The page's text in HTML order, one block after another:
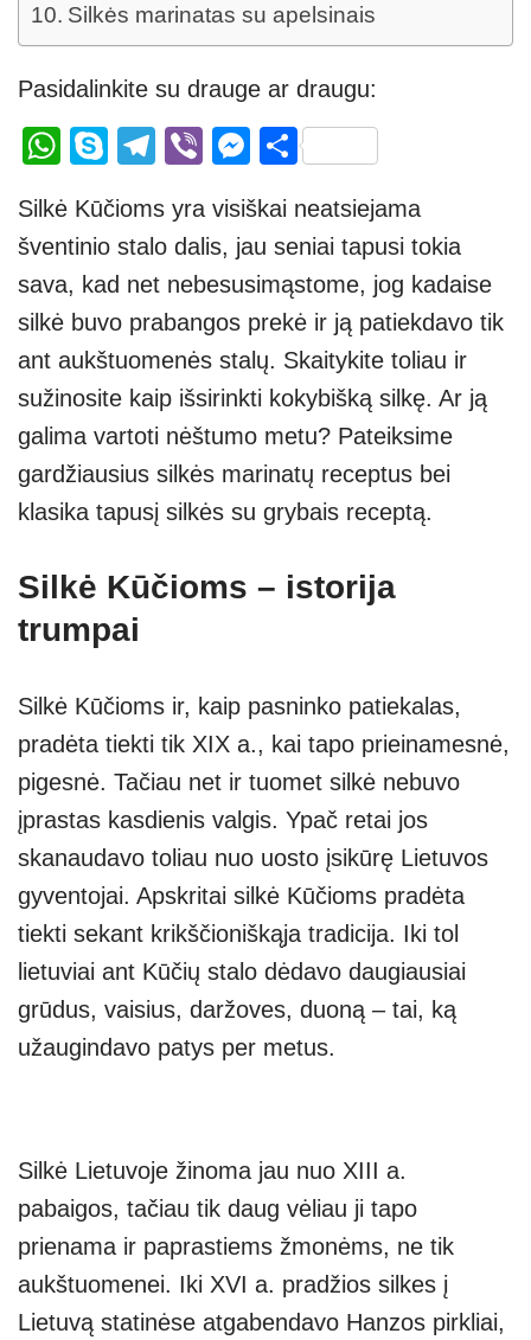
Silkės marinatas su apelsinais
Pasidalinkite su drauge ar draugu:
W
at
s
A
p
p
S
p
e
T
e
gr
a
m
Vi
er
M
ss
e
n
g
er
S
ar
e
Silkė Kūčioms yra visiškai neatsiejama
šventinio stalo dalis, jau seniai tapusi tokia
sava, kad net nebesusimąstome, jog kadaise
silkė buvo prabangos prekė ir ją patiekdavo tik
ant aukštuomenės stalų. Skaitykite toliau ir
sužinosite kaip išsirinkti kokybišką silkę. Ar ją
galima vartoti nėštumo metu? Pateiksime
gardžiausius silkės marinatų receptus bei
klasika tapusį silkės su grybais receptą.
Silkė Kūčioms – istorija
trumpai
Silkė Kūčioms ir, kaip pasninko patiekalas,
pradėta tiekti tik XIX a., kai tapo prieinamesnė,
pigesnė. Tačiau net ir tuomet silkė nebuvo
įprastas kasdienis valgis. Ypač retai jos
skanaudavo toliau nuo uosto įsikūrę Lietuvos
gyventojai. Apskritai silkė Kūčioms pradėta
tiekti sekant krikščioniškąja tradicija. Iki tol
lietuviai ant Kūčių stalo dėdavo daugiausiai
grūdus, vaisius, daržoves, duoną – tai, ką
užaugindavo patys per metus.
Silkė Lietuvoje žinoma jau nuo XIII a.
pabaigos, tačiau tik daug vėliau ji tapo
prienama ir paprastiems žmonėms, ne tik
aukštuomenei. Iki XVI a. pradžios silkes į
Lietuvą statinėse atgabendavo Hanzos pirkliai,